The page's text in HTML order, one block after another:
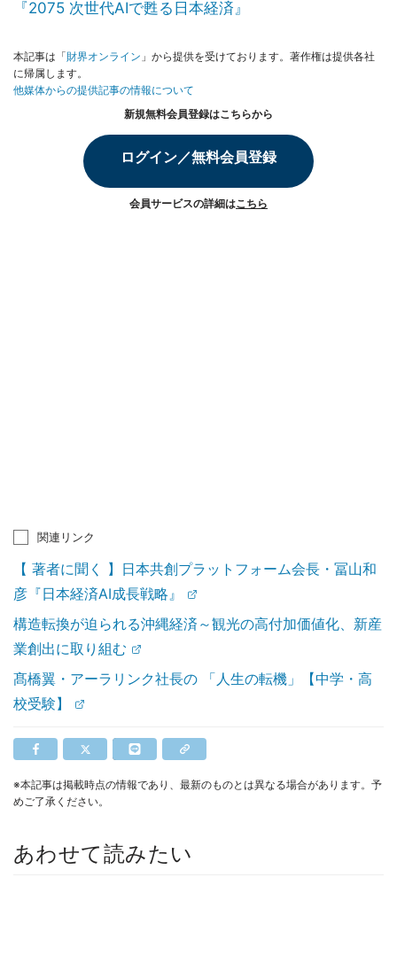
『2075 次世代AIで甦る日本経済』
本記事は「財界オンライン 」から提供を受けております。著作権は提供各社
に帰属します。
他媒体からの提供記事の情報について
新規無料会員登録はこちらから
ログイン／無料会員登録
会員サービスの詳細はこちら
関連リンク
【 著者に聞く 】日本共創プラットフォーム会長・冨山和
彦『日本経済AI成長戦略』
構造転換が迫られる沖縄経済～観光の高付加価値化、新産
業創出に取り組む
髙橋翼・アーラリンク社長の 「人生の転機」【中学・高
校受験】
※本記事は掲載時点の情報であり、最新のものとは異なる場合があります。予
めご了承ください。
あわせて読みたい